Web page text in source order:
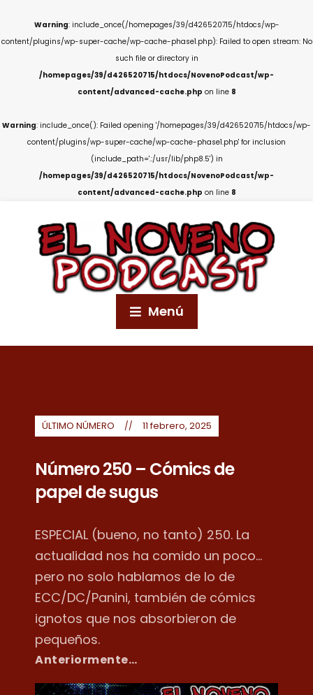
Warning: include_once(/homepages/39/d426520715/htdocs/wp-
content/plugins/wp-super-cache/wp-cache-phase1.php): Failed to open stream: No
such file or directory in
/homepages/39/d426520715/htdocs/NovenoPodcast/wp-
content/advanced-cache.php on line 8
Warning: include_once(): Failed opening '/homepages/39/d426520715/htdocs/wp-
content/plugins/wp-super-cache/wp-cache-phase1.php' for inclusion
(include_path='.:/usr/lib/php8.5') in
/homepages/39/d426520715/htdocs/NovenoPodcast/wp-
content/advanced-cache.php on line 8
Menú
ÚLTIMO NÚMERO 11 febrero, 2025
Número 250 – Cómics de
papel de sugus
ESPECIAL (bueno, no tanto) 250. La
actualidad nos ha comido un poco...
pero no solo hablamos de lo de
ECC/DC/Panini, también de cómics
ignotos que nos absorbieron de
pequeños.
Anteriormente…